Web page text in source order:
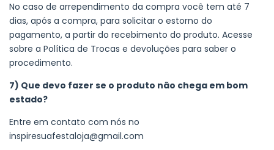
No caso de arrependimento da compra você tem até 7
dias, após a compra, para solicitar o estorno do
pagamento, a partir do recebimento do produto. Acesse
sobre a Política de Trocas e devoluções para saber o
procedimento.
7) Que devo fazer se o produto não chega em bom
estado?
Entre em contato com nós no
inspiresuafestaloja@gmail.com